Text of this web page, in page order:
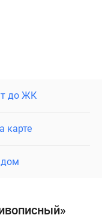
до ЖК
карте